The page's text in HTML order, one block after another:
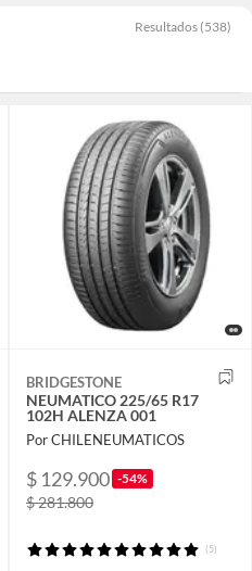
Resultados (538)
BRIDGESTONE
NEUMATICO 225/65 R17
102H ALENZA 001
Por CHILENEUMATICOS
$ 129.900 -54%
$ 281.800
(5)